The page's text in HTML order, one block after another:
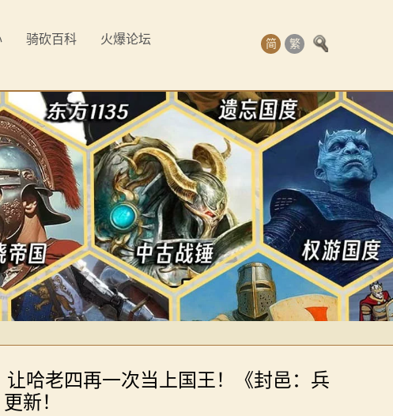
简 繁
骑砍百科 火爆论坛
让哈老四再一次当上国王！《封邑：兵
新！